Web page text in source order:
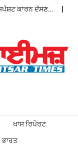
ਕਾਰਨ ਦੱਸਣ…
ਖਾਸ ਰਿਪੋਰਟ
ਭਾਰਤ